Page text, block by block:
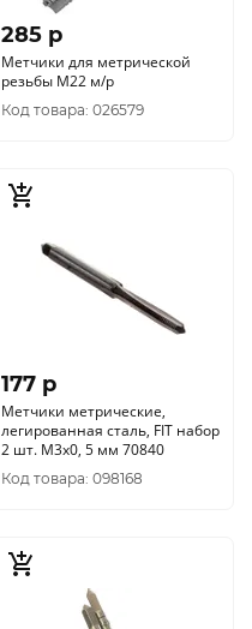
285 p
Метчики для метрической
резьбы М22 м/р
Код товара: 026579
177 p
Метчики метрические,
легированная сталь, FIT набор
2 шт. М3х0, 5 мм 70840
Код товара: 098168